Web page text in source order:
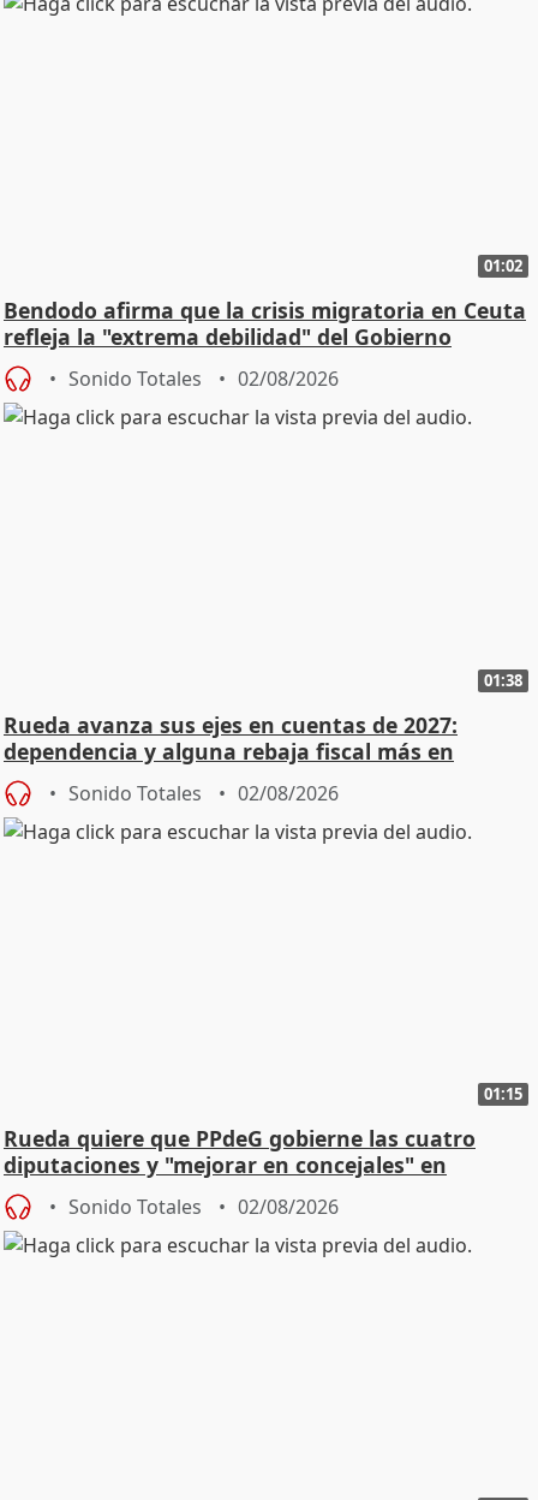
01:02
Bendodo afirma que la crisis migratoria en Ceuta
refleja la "extrema debilidad" del Gobierno
Sonido Totales 02/08/2026
01:38
Rueda avanza sus ejes en cuentas de 2027:
dependencia y alguna rebaja fiscal más en
vivienda
Sonido Totales 02/08/2026
01:15
Rueda quiere que PPdeG gobierne las cuatro
diputaciones y "mejorar en concejales" en
ciudades
Sonido Totales 02/08/2026